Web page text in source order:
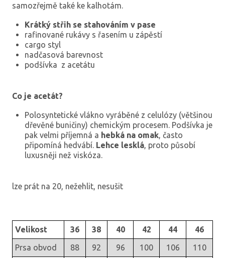
samozřejmě také ke kalhotám.
Krátký střih se stahováním v pase
rafinované rukávy s řasením u zápěstí
cargo styl
nadčasová barevnost
podšívka z acetátu
Co je acetát?
Polosyntetické vlákno vyráběné z celulózy (většinou
dřevěné buničiny) chemickým procesem. Podšívka je
pak velmi příjemná a hebká na omak, často
připomíná hedvábí. Lehce lesklá, proto působí
luxusněji než viskóza.
lze prát na 20, nežehlit, nesušit
Velikost 36 38 40 42 44
46
Prsa obvod
88 92 96 100 106
110